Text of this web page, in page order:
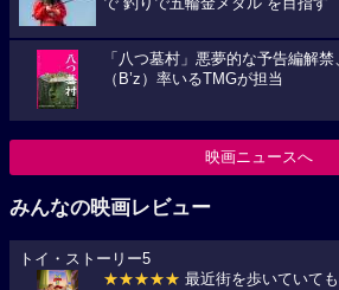
で“釣りで五輪金メダル”を目指す
「八つ墓村」悪夢的な予告編解
（B’z）率いるTMGが担当
映画ニュースへ
みんなの映画レビュー
トイ・ストーリー5
★★★★★ 最近街を歩いていて